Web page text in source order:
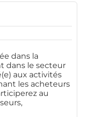
dans la
dans le secteur
aux activités
les acheteurs
au